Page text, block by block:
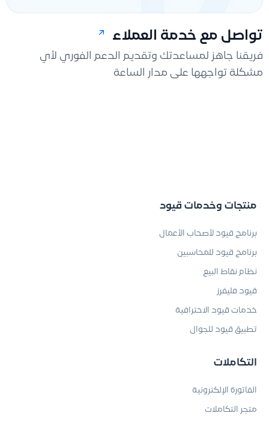
تواصل مع خدمة العملاء
فريقنا جاهز لمساعدتك وتقديم الدعم الفوري لأي
مشكلة تواجهها على مدار الساعة
منتجات وخدمات قيود
برنامج قيود لأصحاب الأعمال
برنامج قيود للمحاسبين
نظام نقاط البيع
قيود فليفرز
خدمات قيود الاحترافية
تطبيق قيود للجوال
التكاملات
الفاتورة الإلكترونية
متجر التكاملات